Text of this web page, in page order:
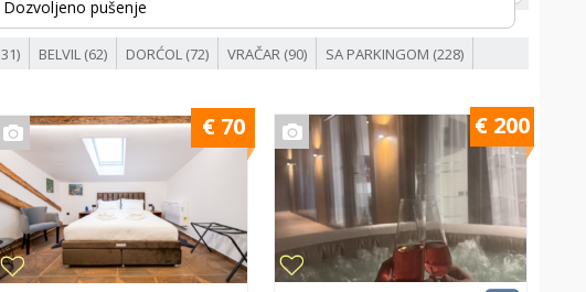
Dozvoljeno pušenje
BELVIL (62) DORĆOL (72) VRAČAR (90) SA PARKINGOM (228)
€ 70 € 200